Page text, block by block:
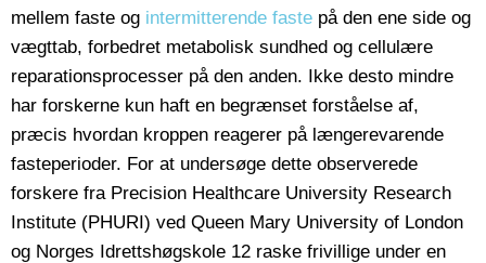
mellem faste og intermitterende faste på den ene side og
vægttab, forbedret metabolisk sundhed og cellulære
reparationsprocesser på den anden. Ikke desto mindre
har forskerne kun haft en begrænset forståelse af,
præcis hvordan kroppen reagerer på længerevarende
fasteperioder. For at undersøge dette observerede
forskere fra Precision Healthcare University Research
Institute (PHURI) ved Queen Mary University of London
og Norges Idrettshøgskole 12 raske frivillige under en